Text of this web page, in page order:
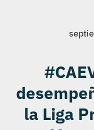
Contacto
la Liga